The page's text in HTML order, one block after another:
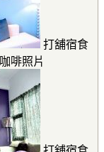
打舖宿食
咖啡照片